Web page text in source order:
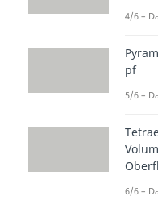
4/6 –
pf
5/6 –
6/6 –